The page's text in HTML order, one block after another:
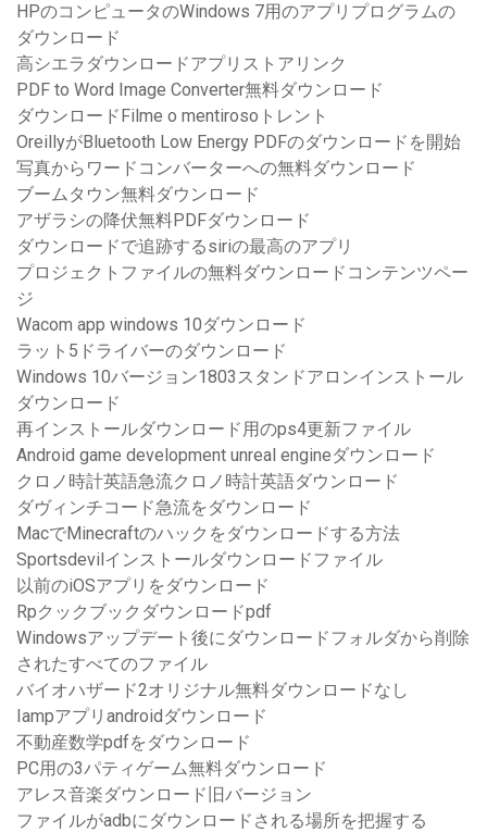
HPのコンピュータのWindows 7用のアプリプログラムの
ダウンロード
高シエラダウンロードアプリストアリンク
PDF to Word Image Converter無料ダウンロード
ダウンロードFilme o mentirosoトレント
OreillyがBluetooth Low Energy PDFのダウンロードを開始
写真からワードコンバーターへの無料ダウンロード
ブームタウン無料ダウンロード
アザラシの降伏無料PDFダウンロード
ダウンロードで追跡するsiriの最高のアプリ
プロジェクトファイルの無料ダウンロードコンテンツペー
ジ
Wacom app windows 10ダウンロード
ラット5ドライバーのダウンロード
Windows 10バージョン1803スタンドアロンインストール
ダウンロード
再インストールダウンロード用のps4更新ファイル
Android game development unreal engineダウンロード
クロノ時計英語急流クロノ時計英語ダウンロード
ダヴィンチコード急流をダウンロード
MacでMinecraftのハックをダウンロードする方法
Sportsdevilインストールダウンロードファイル
以前のiOSアプリをダウンロード
Rpクックブックダウンロードpdf
Windowsアップデート後にダウンロードフォルダから削除
されたすべてのファイル
バイオハザード2オリジナル無料ダウンロードなし
Iampアプリandroidダウンロード
不動産数学pdfをダウンロード
PC用の3パティゲーム無料ダウンロード
アレス音楽ダウンロード旧バージョン
ファイルがadbにダウンロードされる場所を把握する